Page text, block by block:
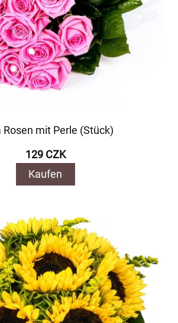
Rosen mit Perle (Stück)
129 CZK
Kaufen